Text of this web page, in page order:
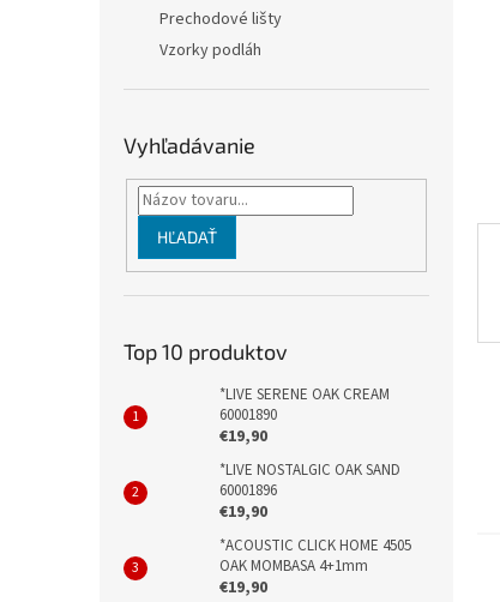
Prechodové lišty
Vzorky podláh
Vyhľadávanie
HĽADAŤ
Top 10 produktov
*LIVE SERENE OAK CREAM
60001890
€19,90
*LIVE NOSTALGIC OAK SAND
60001896
€19,90
*ACOUSTIC CLICK HOME 4505
OAK MOMBASA 4+1mm
€19,90